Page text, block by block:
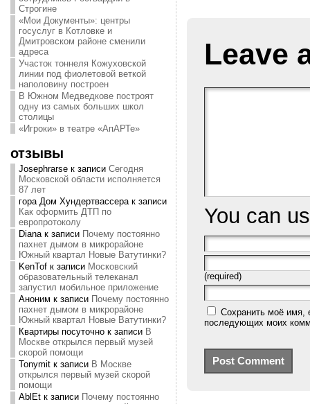
Строгине
«Мои Документы»: центры
госуслуг в Котловке и
Дмитровском районе сменили
адреса
Участок тоннеля Кожуховской
линии под фиолетовой веткой
наполовину построен
В Южном Медведкове построят
одну из самых больших школ
столицы
«Игроки» в театре «АпАРТе»
отзывы
Josephrarseк записи Сегодня
Московской области исполняется
87 лет
гора Дом Хундертвассерак записи
Как оформить ДТП по
европротоколу
Dianaк записи Почему постоянно
пахнет дымом в микрорайоне
Южный квартал Новые Ватутинки?
KenTofк записи Московский
образовательный телеканал
запустил мобильное приложение
Аноним к записи Почему постоянно
пахнет дымом в микрорайоне
Южный квартал Новые Ватутинки?
Квартиры посуточнок записи В
Москве открылся первый музей
скорой помощи
Tonymitк записи В Москве
открылся первый музей скорой
помощи
AblEtк записи Почему постоянно
Leave
You can
(required)
Сохранить моё имя,
последующих моих